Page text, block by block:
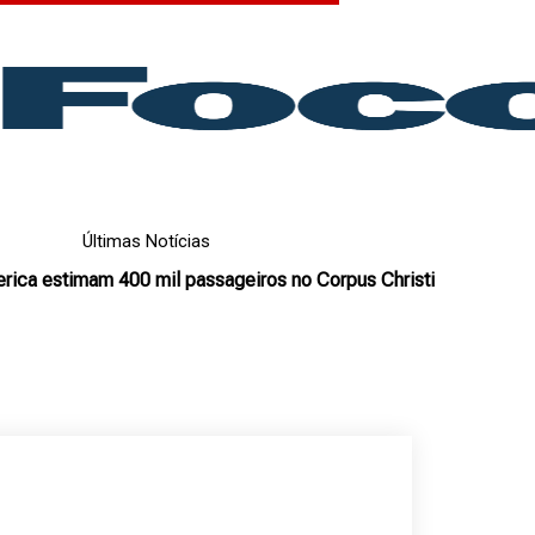
Últimas Notícias
estimam 400 mil passageiros no Corpus Christi